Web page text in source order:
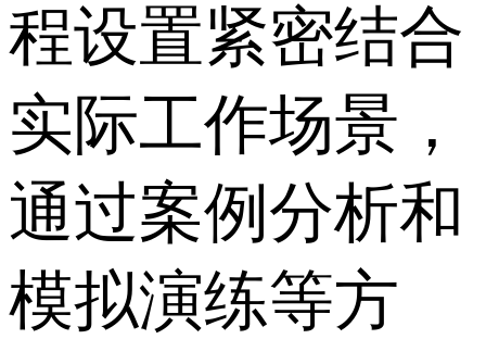
程设置紧密结合
实际工作场景，
通过案例分析和
模拟演练等方